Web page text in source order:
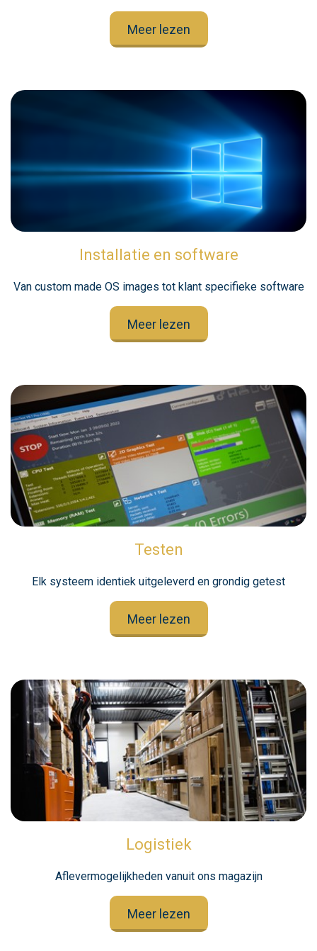
Meer lezen
Installatie en software
Van custom made OS images tot klant specifieke software
Meer lezen
Testen
Elk systeem identiek uitgeleverd en grondig getest
Meer lezen
Logistiek
Aflevermogelijkheden vanuit ons magazijn
Meer lezen